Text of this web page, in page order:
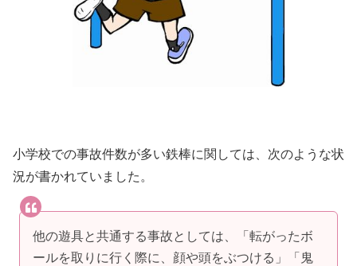
小学校での事故件数が多い鉄棒に関しては、次のような状
況が書かれていました。
他の遊具と共通する事故としては、「転がったボ
ールを取りに行く際に、顔や頭をぶつける」「鬼